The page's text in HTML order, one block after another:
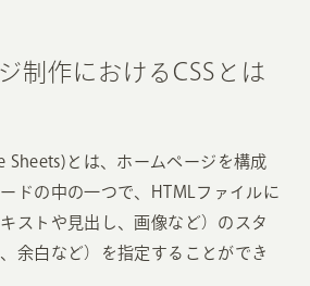
制作におけるCSSとは
Sheets)とは、ホームページを構成
ドの中の一つで、HTMLファイルに
ストや見出し、画像など）のスタ
余白など）を指定することができ